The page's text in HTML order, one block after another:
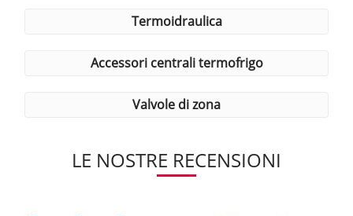
termoidraulica
accessori centrali termofrigo
valvole di zona
LE NOSTRE RECENSIONI